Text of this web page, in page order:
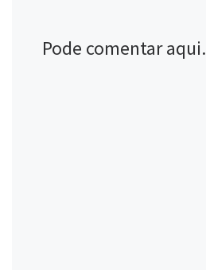
Pode comentar aqui.